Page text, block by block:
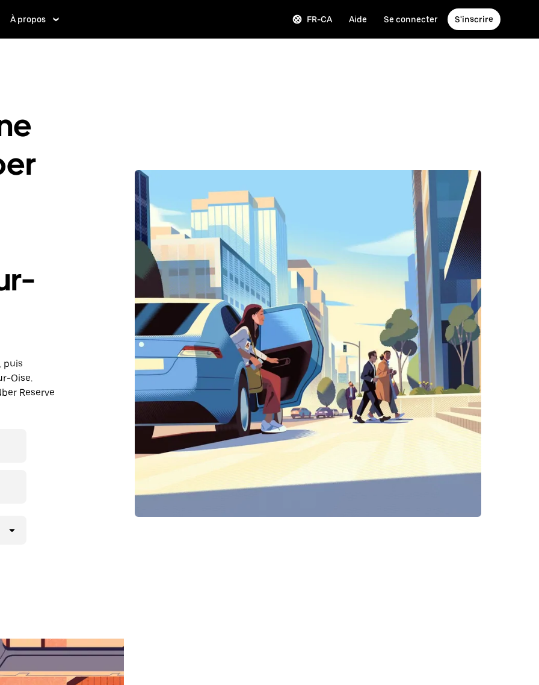
À propos FR-CA Aide Se connecter S'inscrire
puis
Oise.
Reserve